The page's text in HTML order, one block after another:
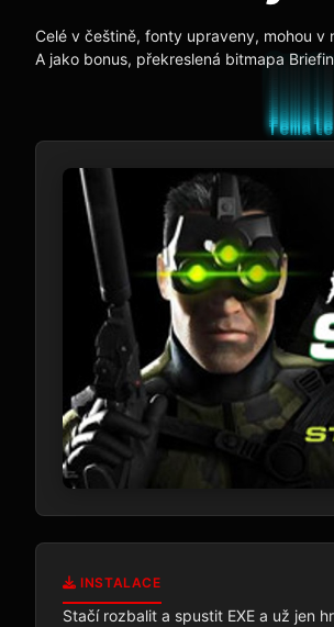
Celé v češtině, fonty upraveny, mohou
A jako bonus, překreslená bitmapa
INSTALACE
Stačí rozbalit a spustit EXE a už jen